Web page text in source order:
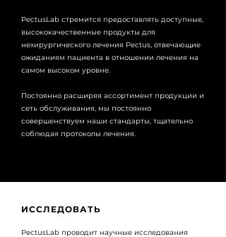
PectusLab стремится предоставлять доступные,
высококачественные продукты для
нехирургического лечения Pectus, отвечающие
ожиданиям пациента в отношении лечения на
самом высоком уровне.
Постоянно расширяя ассортимент продукции и
сеть обслуживания, мы постоянно
совершенствуем наши стандарты, тщательно
соблюдая протоколы лечения.
ИССЛЕДОВАТЬ
PectusLab проводит научные исследования